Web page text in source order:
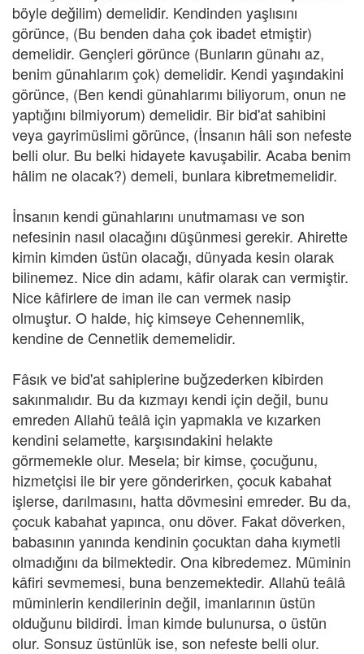
böyle değilim) demelidir. Kendinden yaşlısını
görünce, (Bu benden daha çok ibadet etmiştir)
demelidir. Gençleri görünce (Bunların günahı az,
benim günahlarım çok) demelidir. Kendi yaşındakini
görünce, (Ben kendi günahlarımı biliyorum, onun ne
yaptığını bilmiyorum) demelidir. Bir bid'at sahibini
veya gayrimüslimi görünce, (İnsanın hâli son nefeste
belli olur. Bu belki hidayete kavuşabilir. Acaba benim
hâlim ne olacak?) demeli, bunlara kibretmemelidir.
İnsanın kendi günahlarını unutmaması ve son
nefesinin nasıl olacağını düşünmesi gerekir. Ahirette
kimin kimden üstün olacağı, dünyada kesin olarak
bilinemez. Nice din adamı, kâfir olarak can vermiştir.
Nice kâfirlere de iman ile can vermek nasip
olmuştur. O halde, hiç kimseye Cehennemlik,
kendine de Cennetlik dememelidir.
Fâsık ve bid'at sahiplerine buğzederken kibirden
sakınmalıdır. Bu da kızmayı kendi için değil, bunu
emreden Allahü teâlâ için yapmakla ve kızarken
kendini selamette, karşısındakini helakte
görmemekle olur. Mesela; bir kimse, çocuğunu,
hizmetçisi ile bir yere gönderirken, çocuk kabahat
işlerse, darılmasını, hatta dövmesini emreder. Bu da,
çocuk kabahat yapınca, onu döver. Fakat döverken,
babasının yanında kendinin çocuktan daha kıymetli
olmadığını da bilmektedir. Ona kibredemez. Müminin
kâfiri sevmemesi, buna benzemektedir. Allahü teâlâ
müminlerin kendilerinin değil, imanlarının üstün
olduğunu bildirdi. İman kimde bulunursa, o üstün
olur. Sonsuz üstünlük ise, son nefeste belli olur.